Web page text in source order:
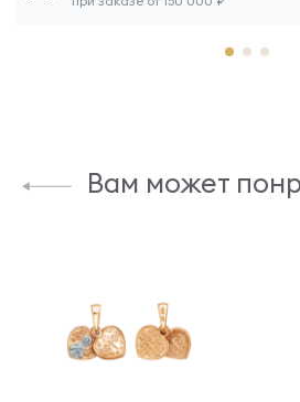
Вам может